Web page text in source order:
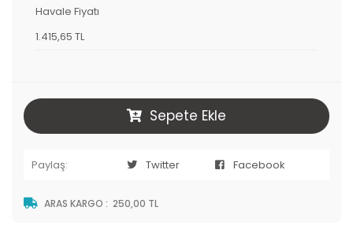
Havale Fiyatı
1.415,65 TL
Sepete Ekle
Paylaş: Twitter Facebook
ARAS KARGO : 250,00 TL